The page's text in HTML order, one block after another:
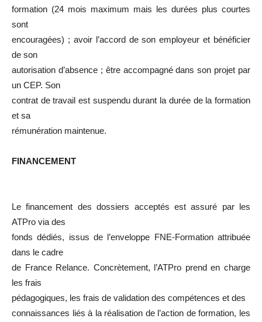
formation (24 mois maximum mais les durées plus courtes
sont
encouragées) ; avoir l’accord de son employeur et bénéficier
de son
autorisation d’absence ; être accompagné dans son projet par
un CEP. Son
contrat de travail est suspendu durant la durée de la formation
et sa
rémunération maintenue.
FINANCEMENT
Le financement des dossiers acceptés est assuré par les
ATPro via des
fonds dédiés, issus de l’enveloppe FNE-Formation attribuée
dans le cadre
de France Relance. Concrètement, l’ATPro prend en charge
les frais
pédagogiques, les frais de validation des compétences et des
connaissances liés à la réalisation de l’action de formation, les